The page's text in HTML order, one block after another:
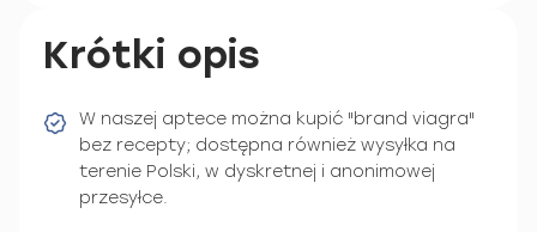
Krótki opis
W naszej aptece można kupić "brand viagra"
bez recepty; dostępna również wysyłka na
terenie Polski, w dyskretnej i anonimowej
przesyłce.